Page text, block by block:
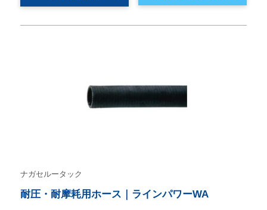
ナガセルータック
耐圧・耐摩耗用ホース｜ラインパワーWA